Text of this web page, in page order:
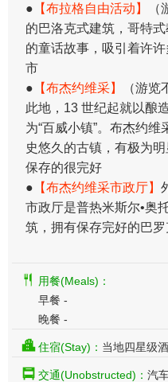
● 【布拉格自由活动】
的巴洛克式建筑，哥特
的童话故事，吸引着许
市
● 【布杰约维采】
（游
此地，13 世纪起就以酿
为“百威小镇”。布杰约
史悠久的古镇，有极为
保存的很完好
● 【布杰约维采市政厅】
市政厅是普热米斯尔•奥
筑，拥有保存完好的巴
用餐(Meals)：
早餐 -
晚餐 -
住宿(Stay)： 当地四星级
交通(Unobstructed)： 汽